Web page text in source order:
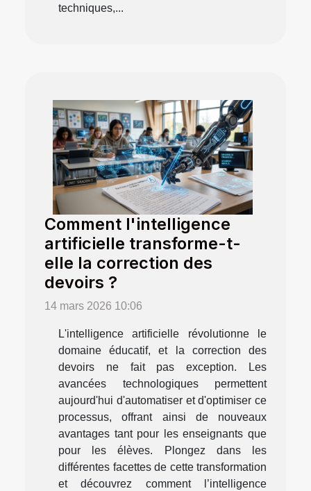
techniques,...
Comment l'intelligence
artificielle transforme-t-
elle la correction des
devoirs ?
14 mars 2026 10:06
L'intelligence artificielle révolutionne le
domaine éducatif, et la correction des
devoirs ne fait pas exception. Les
avancées technologiques permettent
aujourd'hui d'automatiser et d'optimiser ce
processus, offrant ainsi de nouveaux
avantages tant pour les enseignants que
pour les élèves. Plongez dans les
différentes facettes de cette transformation
et découvrez comment l’intelligence